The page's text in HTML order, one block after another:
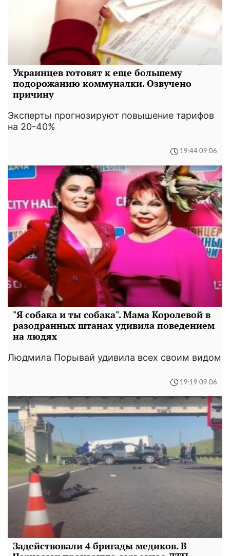
Украинцев готовят к еще большему
подорожанию коммуналки. Озвучено
причину
Эксперты прогнозируют повышение тарифов
на 20-40%
19:44 09.06
"Я собака и ты собака". Мама Королевой в
разодранных штанах удивила поведением
на людях
Людмила Порывай удивила всех своим видом
19:19 09.06
Задействовали 4 бригады медиков. В